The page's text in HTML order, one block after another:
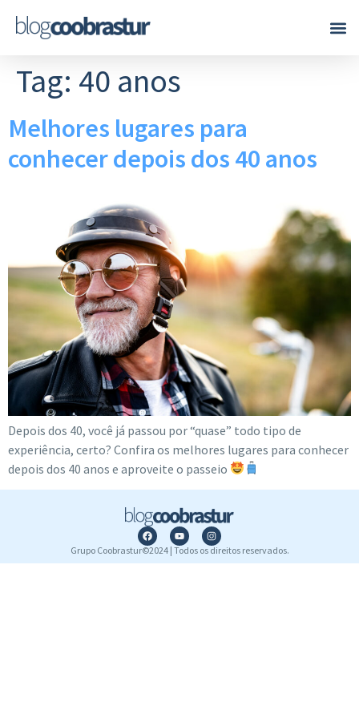
Tag: 40 anos
Melhores lugares para
conhecer depois dos 40 anos
Depois dos 40, você já passou por “quase” todo tipo de
experiência, certo? Confira os melhores lugares para conhecer
depois dos 40 anos e aproveite o passeio
Grupo Coobrastur©2024 | Todos os direitos reservados.